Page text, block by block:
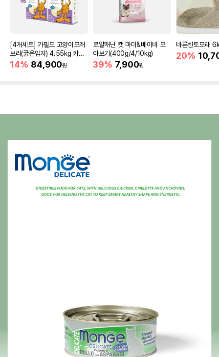
[4개세트] 가필드 고양이모래
보라(굵은입자) 4.55kg 카사
바모래
14% 84,900원
로얄캐닌 캣 마더&베이비 모
아보기(400g/4/10kg)
39% 7,900원
바른벤토모래
20%